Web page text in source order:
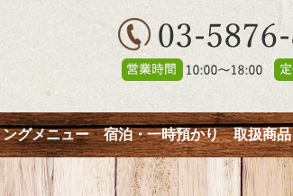
グメニュー 宿泊・一時預かり 取扱商品